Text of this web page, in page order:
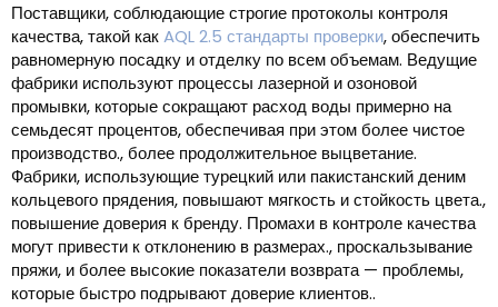
Поставщики, соблюдающие строгие протоколы контроля
качества, такой какAQL 2.5 стандарты проверки, обеспечить
равномерную посадку и отделку по всем объемам. Ведущие
фабрики используют процессы лазерной и озоновой
промывки, которые сокращают расход воды примерно на
семьдесят процентов, обеспечивая при этом более чистое
производство., более продолжительное выцветание.
Фабрики, использующие турецкий или пакистанский деним
кольцевого прядения, повышают мягкость и стойкость цвета.,
повышение доверия к бренду. Промахи в контроле качества
могут привести к отклонению в размерах., проскальзывание
пряжи, и более высокие показатели возврата — проблемы,
которые быстро подрывают доверие клиентов..